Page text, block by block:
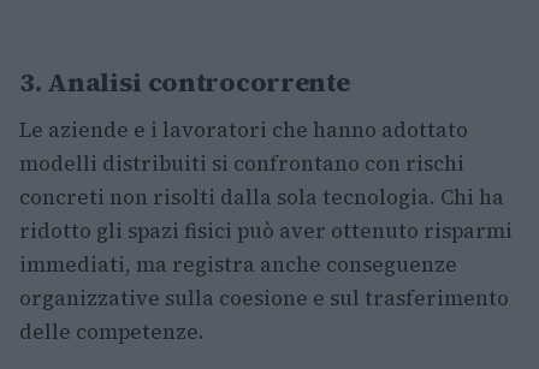
3. Analisi controcorrente
Le aziende e i lavoratori che hanno adottato
modelli distribuiti si confrontano con rischi
concreti non risolti dalla sola tecnologia. Chi ha
ridotto gli spazi fisici può aver ottenuto risparmi
immediati, ma registra anche conseguenze
organizzative sulla coesione e sul trasferimento
delle competenze.